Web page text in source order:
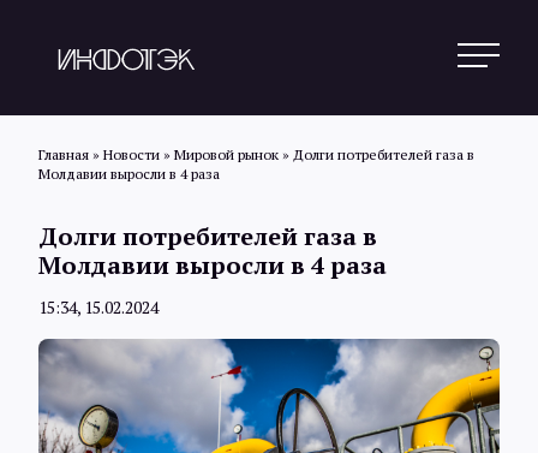
Статьи
Главная » Новости » Мировой рынок » Долги потребителей газа в
Молдавии выросли в 4 раза
Долги потребителей газа в
Молдавии выросли в 4 раза
15:34, 15.02.2024